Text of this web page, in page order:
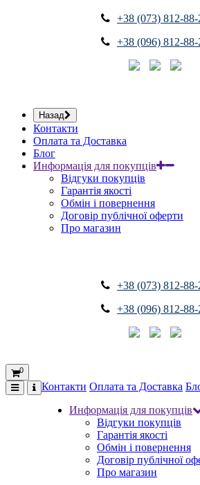
+38 (073) 812-88-
+38 (096) 812-88-
Назад
Контакти
Оплата та Доставка
Блог
Информація для покупців
Відгуки покупців
Гарантія якості
Обмін і повернення
Договір публічної оферти
Про магазин
+38 (073) 812-88-
+38 (096) 812-88-
0
Контакти Оплата та Доставка
Информація для покупців
Відгуки покупців
Гарантія якості
Обмін і повернення
Договір публічної
Про магазин